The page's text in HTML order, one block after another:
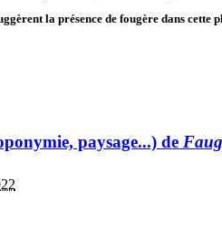
la présence de fougère dans cette
paysage...) de